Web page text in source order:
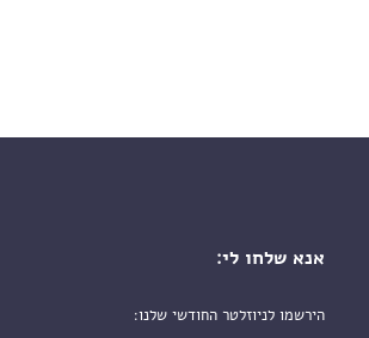
אנא שלחו לי:
הירשמו לניוזלטר החודשי שלנו: